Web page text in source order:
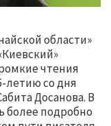
области»
чтения
летию со дня
Досанова. В
более подробно